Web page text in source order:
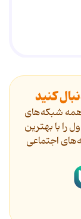
کنید
همه شبکه‌های
را با بهترین
اجتماعی